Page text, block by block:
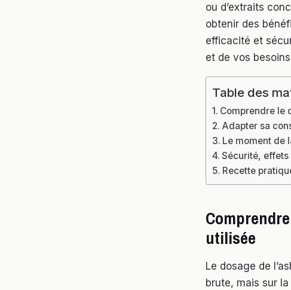
ou d’extraits
obtenir des
efficacité et
et de vos
Table des
Comprendre le
Adapter sa
Le moment de
Sécurité, effets
Recette
utilisée
Le dosage de
brute, mais sur